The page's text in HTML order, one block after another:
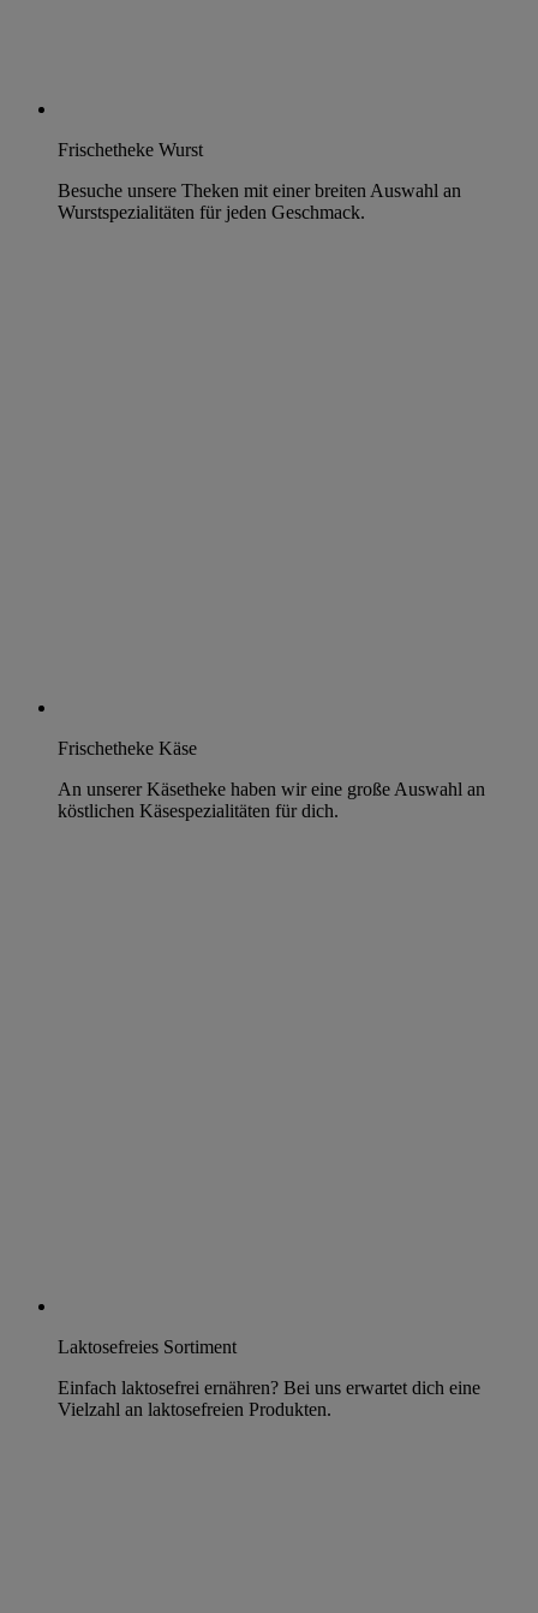
Frischetheke Wurst
Besuche unsere Theken mit einer breiten Auswahl an
Wurstspezialitäten für jeden Geschmack.
Frischetheke Käse
An unserer Käsetheke haben wir eine große Auswahl an
köstlichen Käsespezialitäten für dich.
Laktosefreies Sortiment
Einfach laktosefrei ernähren? Bei uns erwartet dich eine
Vielzahl an laktosefreien Produkten.